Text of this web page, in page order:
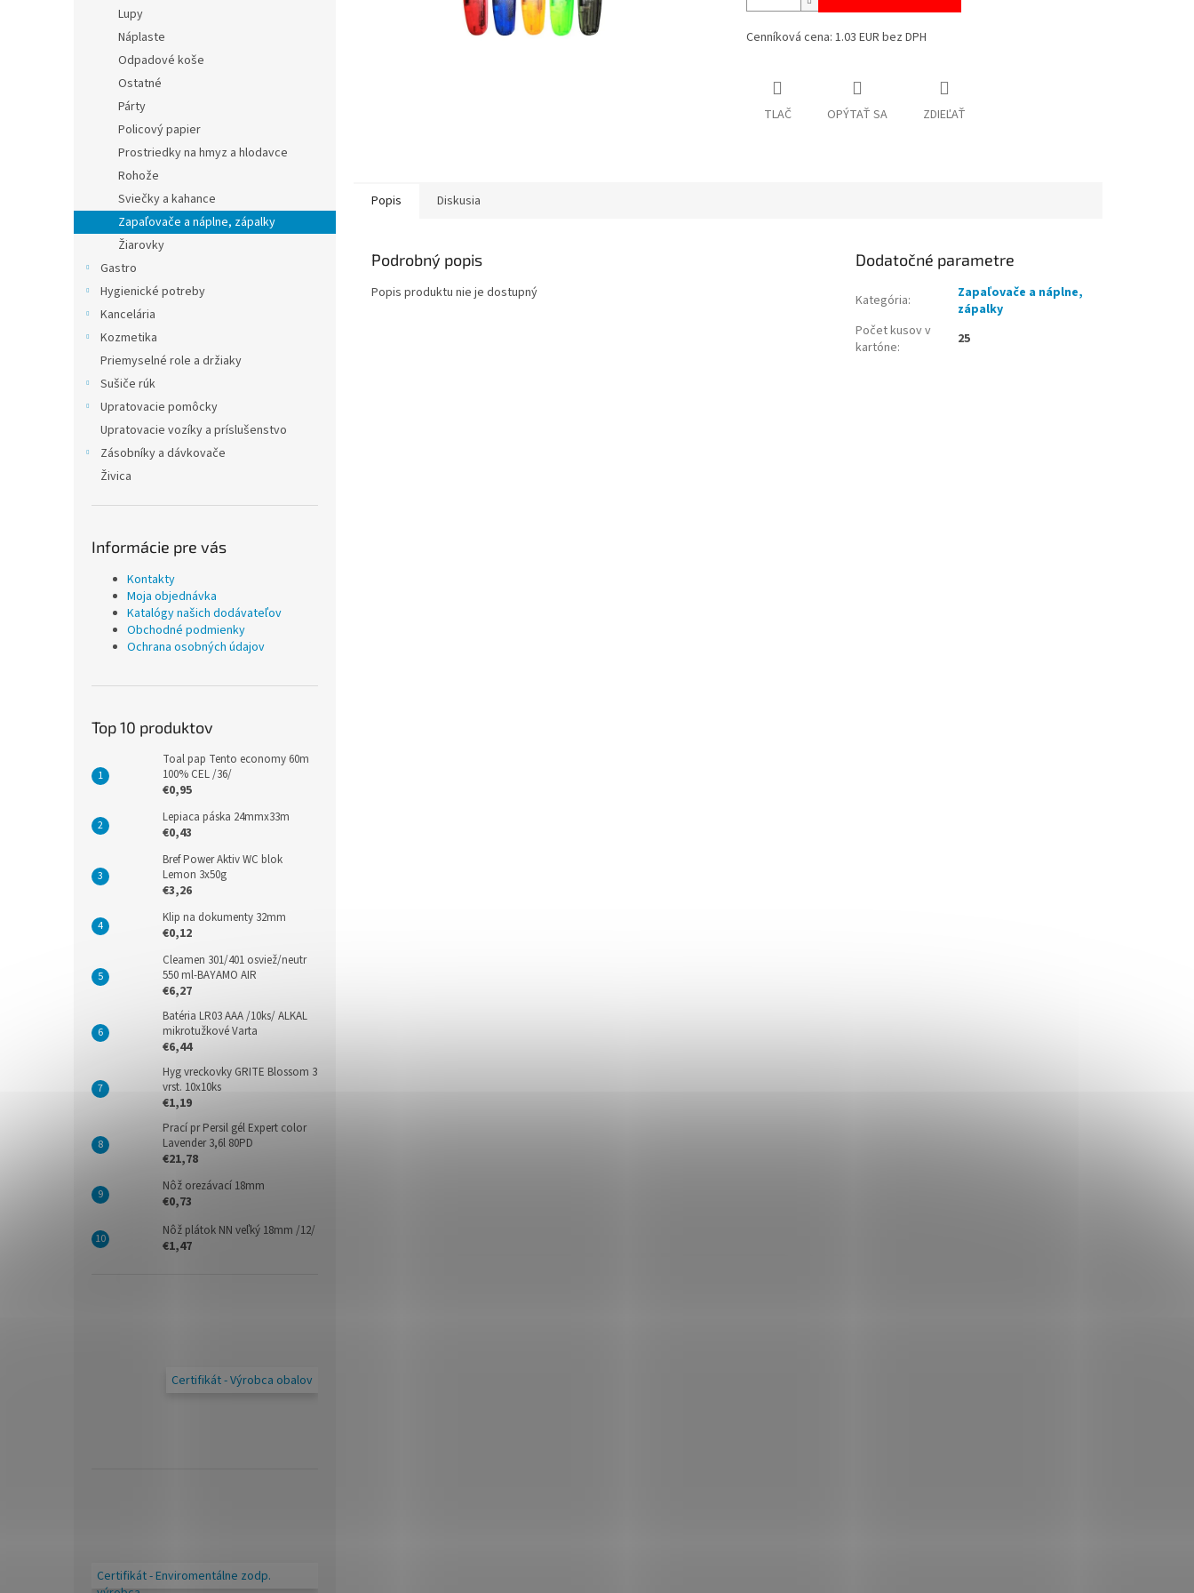
Lupy
Náplaste
Odpadové koše
Ostatné
Párty
Policový papier
Prostriedky na hmyz a hlodavce
Rohože
Sviečky a kahance
Zapaľovače a náplne, zápalky
Žiarovky
Gastro
Hygienické potreby
Kancelária
Kozmetika
Priemyselné role a držiaky
Sušiče rúk
Upratovacie pomôcky
Upratovacie vozíky a príslušenstvo
Zásobníky a dávkovače
Živica
Informácie pre vás
Kontakty
Moja objednávka
Katalógy našich dodávateľov
Obchodné podmienky
Ochrana osobných údajov
Top 10 produktov
Toal pap Tento economy 60m
100% CEL /36/
€0,95
Lepiaca páska 24mmx33m
€0,43
Bref Power Aktiv WC blok
Lemon 3x50g
€3,26
Klip na dokumenty 32mm
€0,12
Cleamen 301/401 osviež/neutr
550 ml-BAYAMO AIR
€6,27
Batéria LR03 AAA /10ks/ ALKAL
mikrotužkové Varta
€6,44
Hyg vreckovky GRITE Blossom 3
vrst. 10x10ks
€1,19
Prací pr Persil gél Expert color
Lavender 3,6l 80PD
€21,78
Nôž orezávací 18mm
€0,73
Nôž plátok NN veľký 18mm /12/
€1,47
Certifikát - Výrobca obalov
Certifikát - Enviromentálne zodp.
Cenníková cena: 1.03 EUR bez DPH
TLAČ OPÝTAŤ SA ZDIEĽAŤ
Popis Diskusia
Podrobný popis
Popis produktu nie je dostupný
Dodatočné parametre
Kategória:
Zapaľovače a náplne,
zápalky
Počet kusov v
kartóne: 25